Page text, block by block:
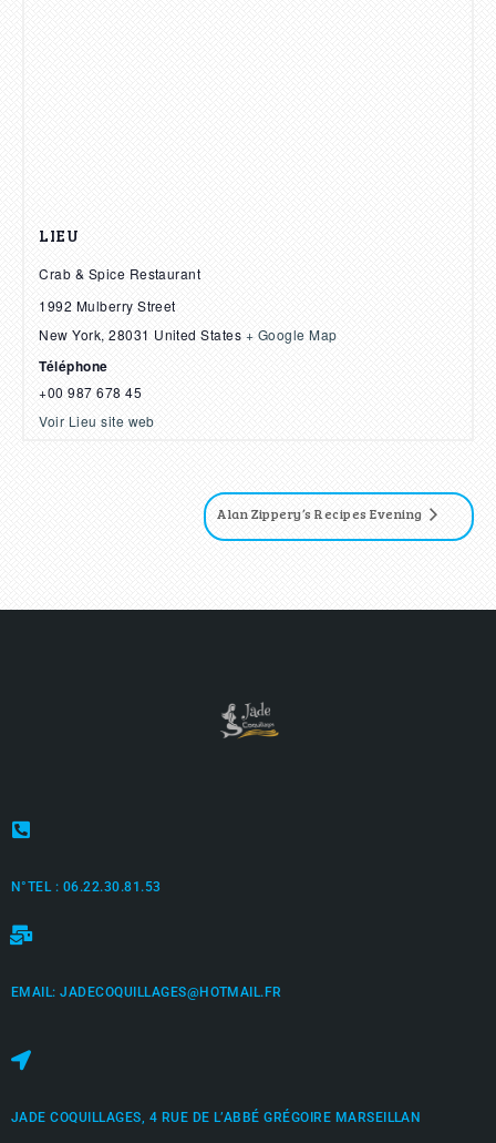
LIEU
Crab & Spice Restaurant
1992 Mulberry Street
New York, 28031 United States + Google Map
Téléphone
+00 987 678 45
Voir Lieu site web
Alan Zippery’s Recipes Evening
N°TEL : 06.22.30.81.53
EMAIL: JADECOQUILLAGES@HOTMAIL.FR
JADE COQUILLAGES, 4 RUE DE L’ABBÉ GRÉGOIRE MARSEILLAN